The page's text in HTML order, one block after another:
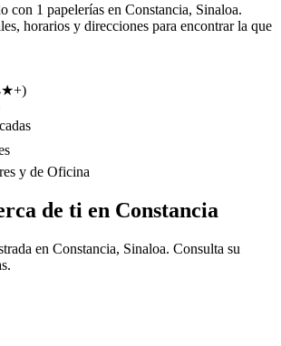
con 1 papelerías en Constancia, Sinaloa.
horarios y direcciones para encontrar la que
y de Oficina
de ti en Constancia
en Constancia, Sinaloa. Consulta su